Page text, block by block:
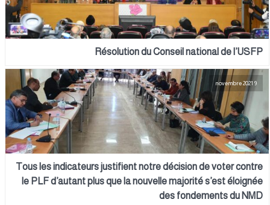
Résolution du Conseil national de l’USFP
Tous les indicateurs justifient notre décision de voter contre
le PLF d’autant plus que la nouvelle majorité s’est éloignée
des fondements du NMD